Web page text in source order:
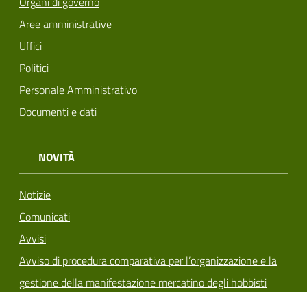
Aree amministrative
Uffici
Politici
Personale Amministrativo
Documenti e dati
NOVITÀ
Notizie
Comunicati
Avvisi
Avviso di procedura comparativa per l’organizzazione e la
gestione della manifestazione mercatino degli hobbisti